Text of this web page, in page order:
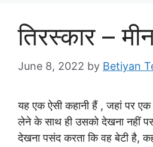
तिरस्कार –
June 8, 2022 by Betiyan
यह एक ऐसी कहानी हैं , जहां पर एक
लेने के साथ ही उसको देखना नहीं
देखना पसंद करता कि वह बेटी है,